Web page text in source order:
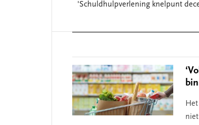
'Schuldhulpverlening knelpunt